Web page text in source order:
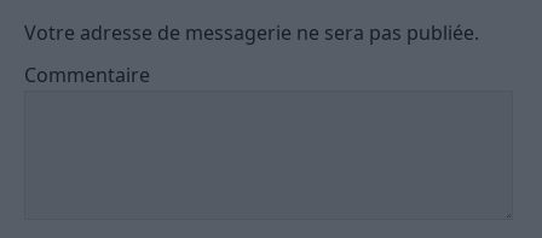
Votre adresse de messagerie ne sera pas publiée.
Commentaire